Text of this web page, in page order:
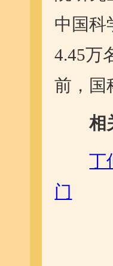
中国科
4.45万
前，国
相
丁
门